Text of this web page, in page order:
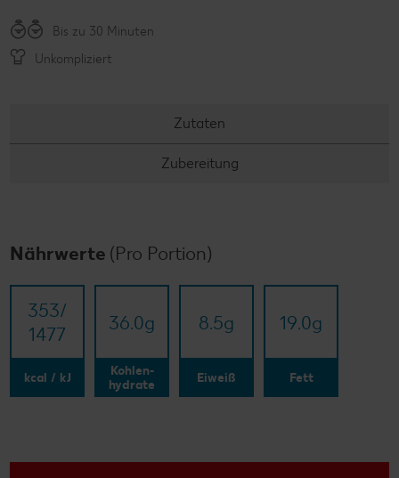
Bis zu 30 Minuten
Unkompliziert
Zutaten
Zubereitung
Nährwerte (Pro Portion)
353/​
1477
kcal / kJ
36.0g
Kohlen-
hydrate
8.5g
Eiweiß
19.0g
Fett